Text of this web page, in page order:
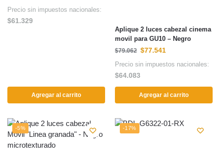
Precio sin impuestos nacionales:
$61.329
Agregar al carrito
Aplique 2 luces cabezal cinema
movil para GU10 – Negro
$79.062 $77.541
Precio sin impuestos nacionales:
$64.083
Agregar al carrito
-5% -17%